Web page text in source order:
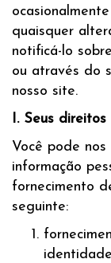
quaisquer
notificá-lo
ou através do
nosso site.
I. Seus direitos
Você pode
informação
fornecimento
seguinte: